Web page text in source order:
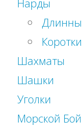
Нарды
Шахматы
Шашки
Уголки
Морской Бой